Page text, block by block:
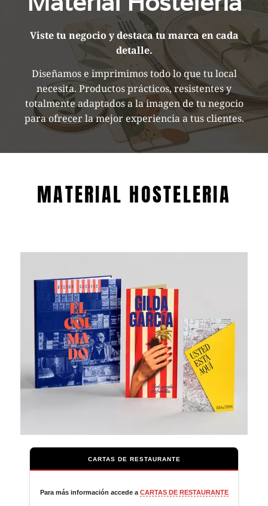
Viste tu negocio y destaca tu marca en cada
detalle.
Diseñamos e imprimimos todo lo que tu local
necesita. Productos prácticos, resistentes y
totalmente adaptados a la imagen de tu negocio
para ofrecer la mejor experiencia a tus clientes.
MATERIAL HOSTELERIA
CARTAS DE RESTAURANTE
Para más información accede a CARTAS DE RESTAURANTE